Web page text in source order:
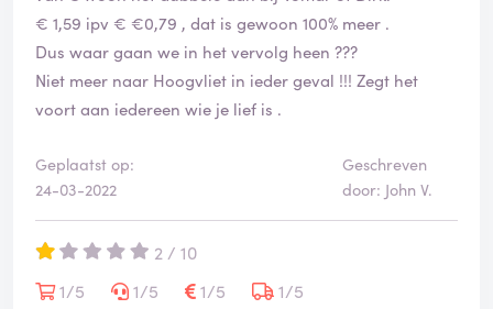
i
n
i
s
r
i
i
€ 1,59 ipv € €0,79 , dat is gewoon 100% meer .
Dus waar gaan we in het vervolg heen ???
Niet meer naar Hoogvliet in ieder geval !!! Zegt het
voort aan iedereen wie je lief is .
Geplaatst op:
24-03-2022
Geschreven
door: John V.
2 / 10
1/5
1/5 1/5 1/5